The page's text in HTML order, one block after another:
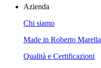
Azienda
Chi siamo
Made in Roberto Marella
Qualità e Certificazioni